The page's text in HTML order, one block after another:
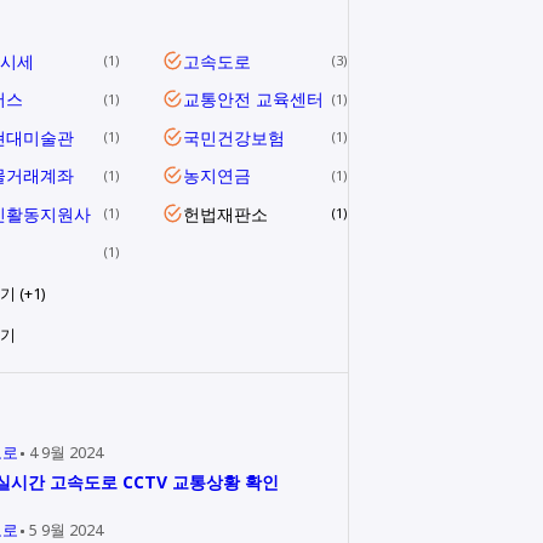
세 1 고속도로 3
스 1 교통안전 교육센터 1
대미술관 1 국민건강보험 1
거래계좌 1 농지연금 1
활동지원사 1 헌법재판소 1
1
(+1)
4 9월 2024
시간 고속도로 CCTV 교통상황 확인
5 9월 2024